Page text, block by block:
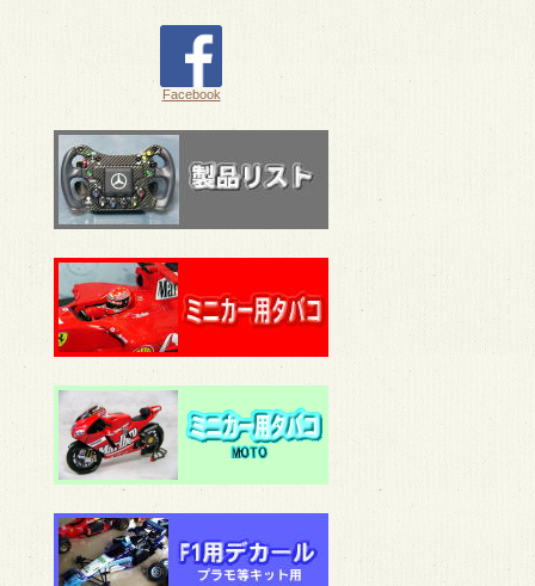
Facebook